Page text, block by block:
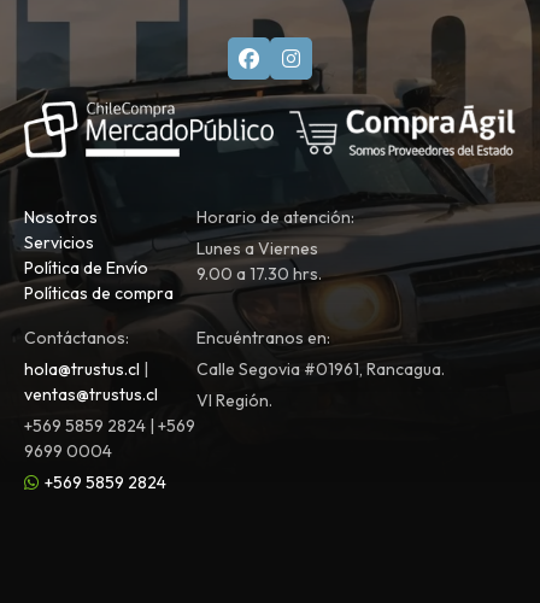
Nosotros
Servicios
Política de Envío
Políticas de compra
Horario de atención:
Lunes a Viernes
9.00 a 17.30 hrs.
Contáctanos:
hola@trustus.cl |
ventas@trustus.cl
+569 5859 2824 | +569
9699 0004
+569 5859 2824
Encuéntranos en:
Calle Segovia #01961, Rancagua.
VI Región.